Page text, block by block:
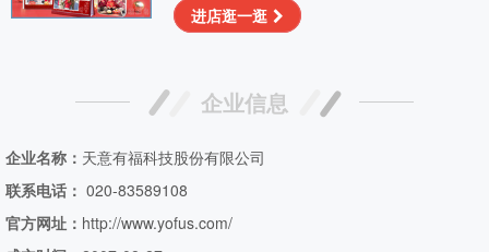
进店逛一逛
企业信息
企业名称： 天意有福科技股份有限公司
联系电话： 020-83589108
官方网址： http://www.yofus.com/